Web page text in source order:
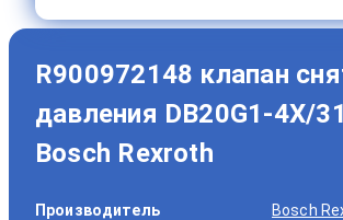
R900972148 клапан
давления DB20G1-4X/
Bosch Rexroth
Производитель Bosch